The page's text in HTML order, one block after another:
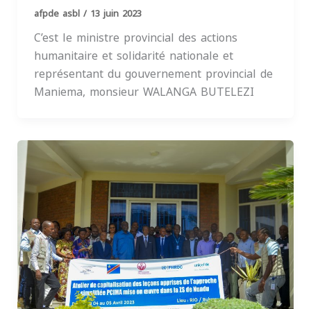
afpde asbl / 13 juin 2023
C’est le ministre provincial des actions
humanitaire et solidarité nationale et
représentant du gouvernement provincial de
Maniema, monsieur WALANGA BUTELEZI